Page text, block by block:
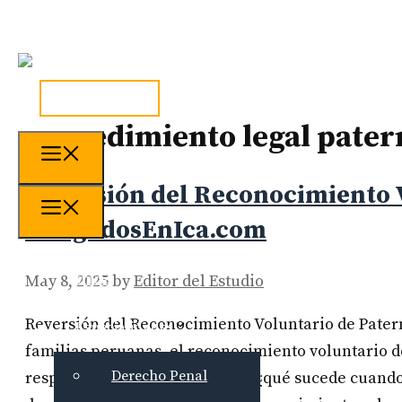
content
Menu
Inicio
Especialidades
Derecho Penal
procedimiento legal
Reversión del Reconocimiento
AbogadosEnIca.com
May 8, 2025byEditor del Estudio
Reversión del Reconocimiento Voluntario de
familias peruanas, el reconocimiento voluntario
responsabilidad. Sin embargo, ¿qué sucede